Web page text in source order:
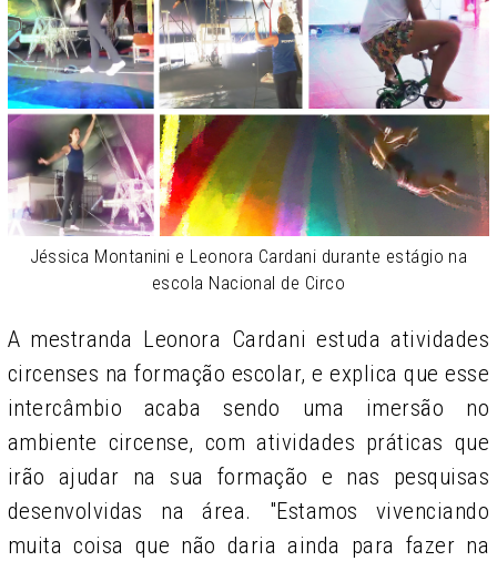
Jéssica Montanini e Leonora Cardani durante estágio na
escola Nacional de Circo
A mestranda Leonora Cardani estuda atividades
circenses na formação escolar, e explica que esse
intercâmbio acaba sendo uma imersão no
ambiente circense, com atividades práticas que
irão ajudar na sua formação e nas pesquisas
desenvolvidas na área. "Estamos vivenciando
muita coisa que não daria ainda para fazer na